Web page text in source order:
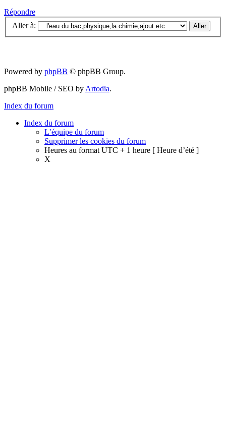
Répondre
Aller à:
Powered by phpBB © phpBB Group.
phpBB Mobile / SEO by Artodia.
Index du forum
Index du forum
L’équipe du forum
Supprimer les cookies du forum
Heures au format UTC + 1 heure [ Heure d’été ]
X